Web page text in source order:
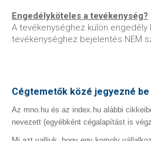
ENGEDÉLYKÖTELES
KAPCSOLAT
Engedélyköteles a tevékenység?
A tevékenységhez külön engedély
tevékenységhez bejelentés NEM
Cégtemetők közé jegyezné
Az mno.hu és az index.hu alábbi
nevezett (egyébként cégalapítást is